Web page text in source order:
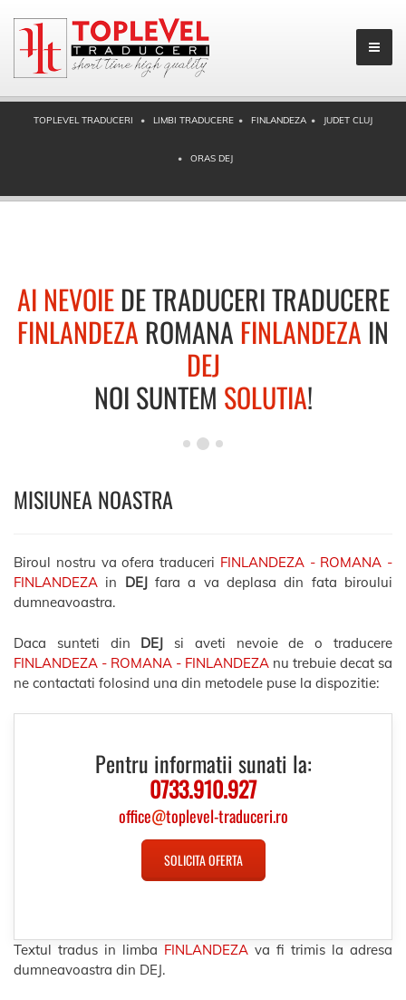
TOPLEVEL TRADUCERI LIMBI TRADUCERE FINLANDEZA JUDET CLUJ
ORAS DEJ
AI NEVOIEDE TRADUCERI TRADUCERE
FINLANDEZA ROMANA FINLANDEZA IN
DEJ
NOI SUNTEM SOLUTIA!
MISIUNEA NOASTRA
Biroul nostru va ofera traduceri FINLANDEZA - ROMANA -
FINLANDEZA in DEJfara a va deplasa din fata biroului
dumneavoastra.
Daca sunteti din DEJ si aveti nevoie de o traducere
FINLANDEZA - ROMANA - FINLANDEZA nu trebuie decat sa
ne contactati folosind una din metodele puse la dispozitie:
Pentru informatii sunati la:
0733.910.927
office@toplevel-traduceri.ro
SOLICITA OFERTA
Textul tradus in limba FINLANDEZA va fi trimis la adresa
dumneavoastra din DEJ.